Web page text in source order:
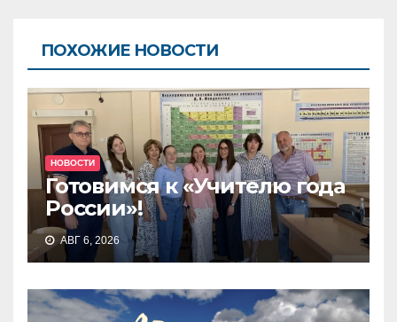
ПОХОЖИЕ НОВОСТИ
НОВОСТИ
Готовимся к «Учителю года
России»!
АВГ 6, 2026